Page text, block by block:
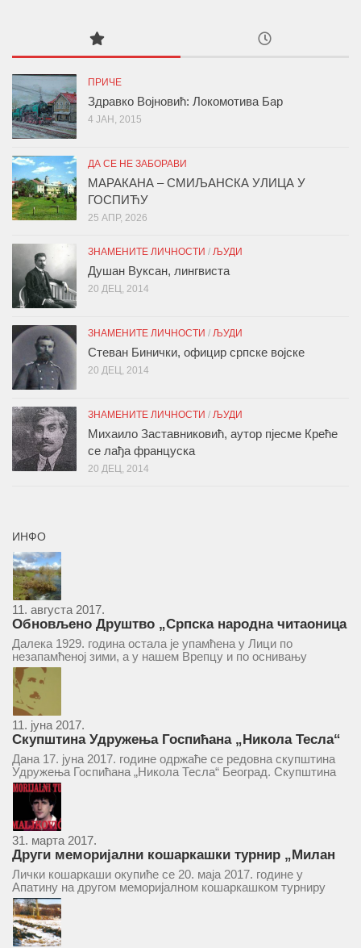
ПРИЧЕ
Здравко Војновић: Локомотива Бар
4 ЈАН, 2015
ДА СЕ НЕ ЗАБОРАВИ
МАРАКАНА – СМИЉАНСКА УЛИЦА У
ГОСПИЋУ
25 АПР, 2026
ЗНАМЕНИТЕ ЛИЧНОСТИ / ЉУДИ
Душан Вуксан, лингвиста
20 ДЕЦ, 2014
ЗНАМЕНИТЕ ЛИЧНОСТИ / ЉУДИ
Стеван Бинички, официр српске војске
20 ДЕЦ, 2014
ЗНАМЕНИТЕ ЛИЧНОСТИ / ЉУДИ
Михаило Заставниковић, аутор пјесме Креће
се лађа француска
20 ДЕЦ, 2014
ИНФО
11. августа 2017.
Обновљено Друштво „Српска народна читаоница
и књижница“ у Врепцу
Далека 1929. година остала је упамћена у Лици по
незапамћеној зими, а у нашем Врепцу и по оснивању
Друштва „Српска народна читаоница и књижница у
Врепцу“. Потакнути потребом за културним и духовним
уздизањем група...
11. јуна 2017.
Скупштина Удружења Госпићана „Никола Тесла“
у суботу 17. јуна 2017.
Дана 17. јуна 2017. године одржаће се редовна скупштина
Удружења Госпићана „Никола Тесла“ Београд. Скупштина
ће се одржати у простору ресторана „Тесла“, Савски трг бр.
9 Београд, у 11 часова. За Скупштину је предложен...
31. марта 2017.
Други меморијални кошаркашки турнир „Милан
Маљковић Маљак“ у Апатину 20. маја 2017.
Лички кошаркаши окупиће се 20. маја 2017. године у
Апатину на другом меморијалном кошаркашком турниру
„Милан Маљковић Маљак“. Као и прошле године,
учествоваће екипе Госпића, Личког Осика, Плашког, као и
комбинована екипа кошаркаша из...